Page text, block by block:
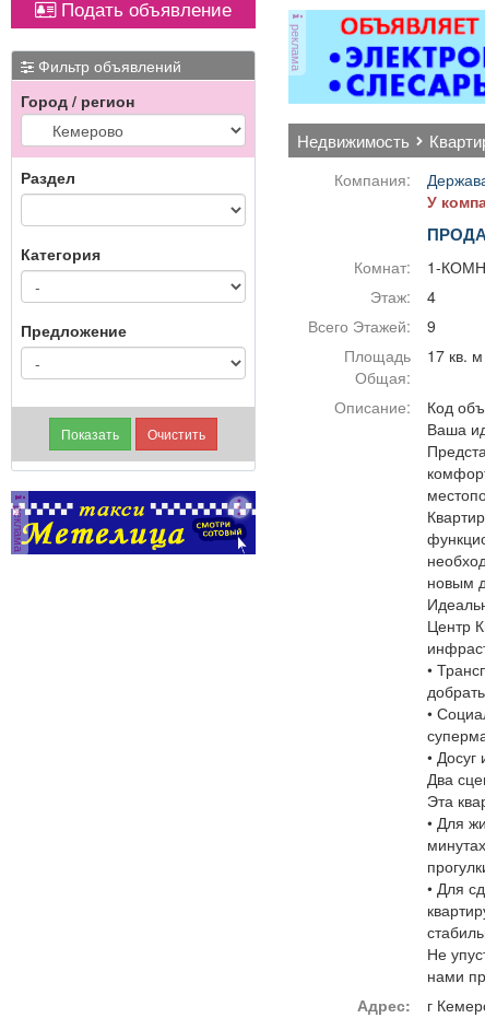
ОХРАННИКИ 5 разряда,
з/п от 33000 руб. 6
разряда, з/п от 37000
руб. официальное
трудоустройство
полный соц. пакет ООО
ЧОП «Интерлок-Н»
Подать объявление
Фильтр объявлений
Город / регион
Раздел
Категория
Предложение
реклама
реклама
недвижимость
Компания:
У
Комнат:
1-
Этаж:
4
Всего Этажей:
9
Площадь
Общая:
17 кв. м
Описание:
Код
Ваша
новым
Центр
•
•
•
Два
Эта
• Для
• Для
Не
нами
Адрес:
г